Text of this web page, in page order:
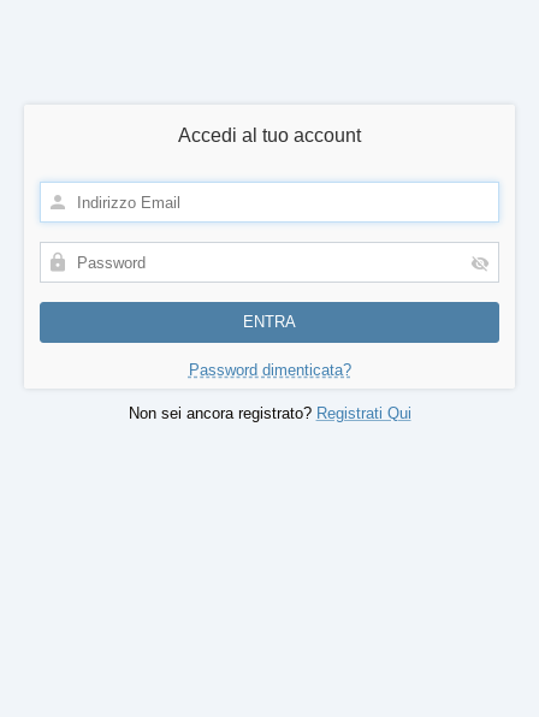
Accedi al tuo account
Password dimenticata?
Non sei ancora registrato? Registrati Qui